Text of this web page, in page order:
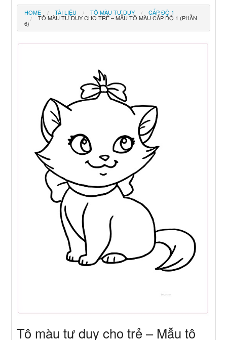
HOME TÀI LIỆU TÔ MÀU TƯ DUY CẤP ĐỘ 1
TÔ MÀU TƯ DUY CHO TRẺ – MẪU TÔ MÀU CẤP ĐỘ 1 (PHẦN
6)
Tô màu tư duy cho trẻ – Mẫu tô